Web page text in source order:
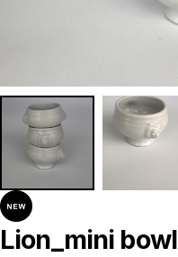
Decoration
Vintage
Accessary
Tableware
Home decoration
madokanakabayashi
Lion_mini bowl